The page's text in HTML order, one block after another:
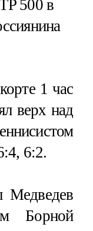
500 в
1 час
верх над
6:2​​​.
Медведев
Борной